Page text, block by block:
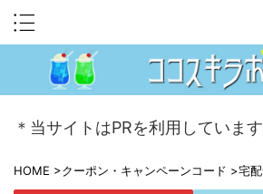
＊当サイトはPRを利用しています
HOME >クーポン・キャンペーンコード >宅